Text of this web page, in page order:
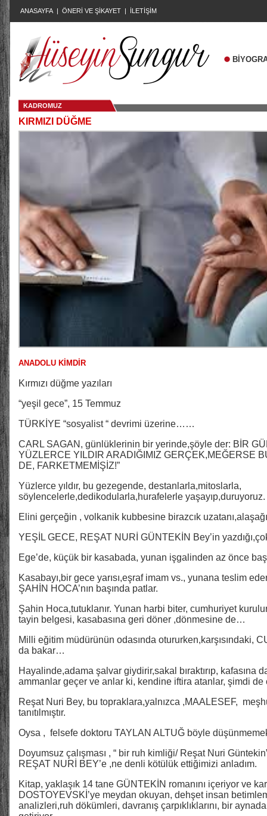
ANASAYFA | ÖNERİ VE ŞİKAYET | İLETİŞİM
KADROMUZ
KIRMIZI DÜĞME
ANADOLU KİMDİR
Kırmızı düğme yazıları
“yeşil gece”, 15 Temmuz
TÜRKİYE “sosyalist “ devrimi üzerine……
CARL SAGAN, günlüklerinin bir yerinde,şöyle der: BİR
YÜZLERCE YILDIR ARADIĞIMIZ GERÇEK,MEĞERSE
DE, FARKETMEMİŞİZ!”
Yüzlerce yıldır, bu gezegende, destanlarla,mitoslarla,
söylencelerle,dedikodularla,hurafelerle yaşayıp,duruyoruz.
Elini gerçeğin , volkanik kubbesine birazcık
YEŞİL GECE, REŞAT NURİ GÜNTEKİN Bey’in
Ege’de, küçük bir kasabada, yunan işgalinden az önce
Kasabayı,bir gece yarısı,eşraf imam vs., yunana teslim
ŞAHİN HOCA’nın başında patlar.
Şahin Hoca,tutuklanır. Yunan harbi biter, cumhuriyet
tayin belgesi, kasabasına geri döner ,dönmesine de…
Milli eğitim müdürünün odasında otururken,karşısındaki,
da bakar…
Hayalinde,adama şalvar giydirir,sakal bıraktırıp, kafasına
ammanlar geçer ve anlar ki, kendine iftira atanlar, şimdi de
Reşat Nuri Bey, bu topraklara,yalnızca ,MAALESEF,
tanıtılmıştır.
Oysa , felsefe doktoru TAYLAN ALTUĞ böyle
Doyumsuz çalışması , “ bir ruh kimliği/ Reşat Nuri
REŞAT NURİ BEY’e ,ne denli kötülük ettiğimizi anladım.
Kitap, yaklaşık 14 tane GÜNTEKİN romanını içeriyor ve
DOSTOYEVSKİ’ye meydan okuyan, dehşet insan
analizleri,ruh dökümleri, davranış çarpıklıklarını, bir